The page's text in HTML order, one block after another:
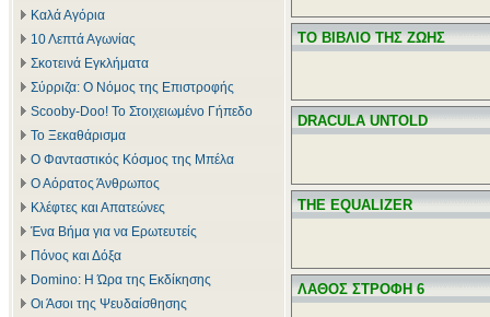
Καλά Αγόρια
10 Λεπτά Αγωνίας
Σκοτεινά Εγκλήματα
Σύρριζα: Ο Νόμος της Επιστροφής
Scooby-Doo! Το Στοιχειωμένο Γήπεδο
Το Ξεκαθάρισμα
Ο Φανταστικός Κόσμος της Μπέλα
Ο Αόρατος Άνθρωπος
Κλέφτες και Απατεώνες
Ένα Βήμα για να Ερωτευτείς
Πόνος και Δόξα
Domino: Η Ώρα της Εκδίκησης
Οι Άσοι της Ψευδαίσθησης
ΤΟ ΒΙΒΛΙΟ ΤΗΣ ΖΩΗΣ
DRACULA UNTOLD
THE EQUALIZER
ΛΑΘΟΣ ΣΤΡΟΦΗ 6